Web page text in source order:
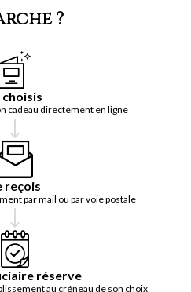
?
choisis
cadeau directement en ligne
reçois
par mail ou par voie postale
réserve
au créneau de son choix